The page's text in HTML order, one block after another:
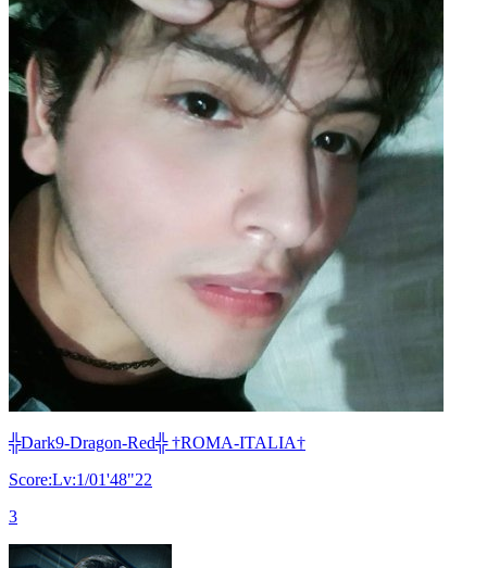
╬Dark9-Dragon-Red╬ †ROMA-ITALIA†
Score:Lv:1/01'48"22
3